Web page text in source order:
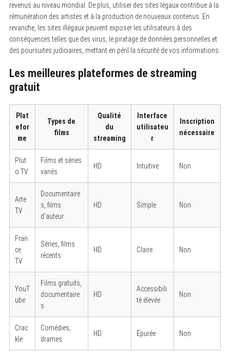
revenus au niveau mondial. De plus, utiliser des sites légaux contribue à la
rémunération des artistes et à la production de nouveaux contenus. En
revanche, les sites illégaux peuvent exposer les utilisateurs à des
conséquences telles que des virus, le piratage de données personnelles et
des poursuites judiciaires, mettant en péril la sécurité de vos informations.
Les meilleures plateformes de streaming
gratuit
Plat
efor
me
Types de
films
Qualité
du
streaming
Interface
utilisateu
r
Inscription
nécessaire
Plut
o TV
Films et séries
variés
HD Intuitive Non
Arte
TV
Documentaire
s, films
d’auteur
HD Simple Non
Fran
ce
TV
Séries, films
récents
HD Claire Non
YouT
ube
Films gratuits,
documentaire
s
HD
Accessibili
té élevée
Non
Crac
kle
Comédies,
drames
HD Épurée Non